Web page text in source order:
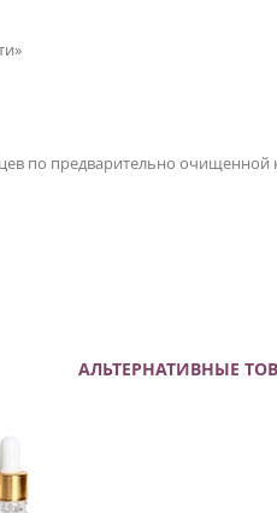
по предварительно
АЛЬТЕРНАТИВНЫЕ